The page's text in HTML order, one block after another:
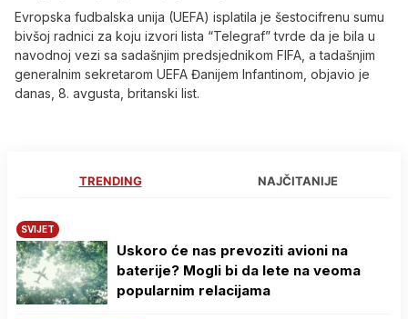
Evropska fudbalska unija (UEFA) isplatila je šestocifrenu sumu
bivšoj radnici za koju izvori lista “Telegraf” tvrde da je bila u
navodnoj vezi sa sadašnjim predsjednikom FIFA, a tadašnjim
generalnim sekretarom UEFA Đanijem Infantinom, objavio je
danas, 8. avgusta, britanski list.
TRENDING NAJČITANIJE
SVIJET
Uskoro će nas prevoziti avioni na
baterije? Mogli bi da lete na veoma
popularnim relacijama